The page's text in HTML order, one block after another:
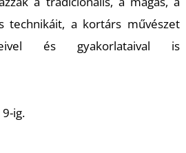
technikáit, a kortárs művészet
és gyakorlataival is
ig.